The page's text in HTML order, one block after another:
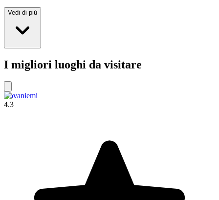
Vedi di più
I migliori luoghi da visitare
Rovaniemi
4.3